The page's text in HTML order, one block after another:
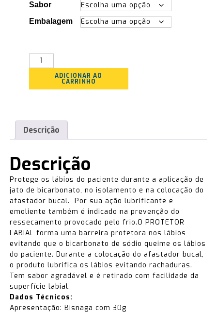
Sabor
Embalagem
Quantidade
ADICIONAR AO
CARRINHO
Descrição
Descrição
Protege os lábios do paciente durante a aplicação de
jato de bicarbonato, no isolamento e na colocação do
afastador bucal. Por sua ação lubrificante e
emoliente também é indicado na prevenção do
ressecamento provocado pelo frio.O PROTETOR
LABIAL forma uma barreira protetora nos lábios
evitando que o bicarbonato de sódio queime os lábios
do paciente. Durante a colocação do afastador bucal,
o produto lubrifica os lábios evitando rachaduras.
Tem sabor agradável e é retirado com facilidade da
superfície labial.
Dados Técnicos:
Apresentação: Bisnaga com 30g